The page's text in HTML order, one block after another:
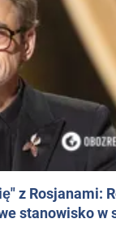
z Rosjanami:
stanowisko w